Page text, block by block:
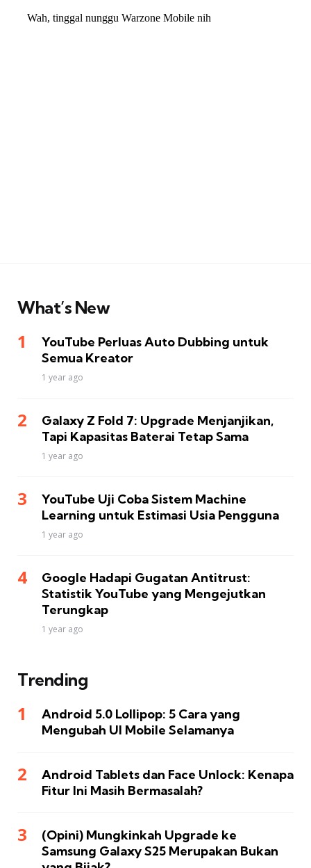
What’s New
YouTube Perluas Auto Dubbing untuk
Semua Kreator
1 year ago
Galaxy Z Fold 7: Upgrade Menjanjikan,
Tapi Kapasitas Baterai Tetap Sama
1 year ago
YouTube Uji Coba Sistem Machine
Learning untuk Estimasi Usia Pengguna
1 year ago
Google Hadapi Gugatan Antitrust:
Statistik YouTube yang Mengejutkan
Terungkap
1 year ago
Trending
Android 5.0 Lollipop: 5 Cara yang
Mengubah UI Mobile Selamanya
Android Tablets dan Face Unlock: Kenapa
Fitur Ini Masih Bermasalah?
(Opini) Mungkinkah Upgrade ke
Samsung Galaxy S25 Merupakan Bukan